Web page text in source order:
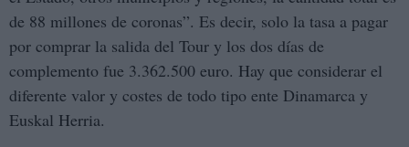
de 88 millones de coronas”. Es decir, solo la tasa a pagar
por comprar la salida del Tour y los dos días de
complemento fue 3.362.500 euro. Hay que considerar el
diferente valor y costes de todo tipo ente Dinamarca y
Euskal Herria.